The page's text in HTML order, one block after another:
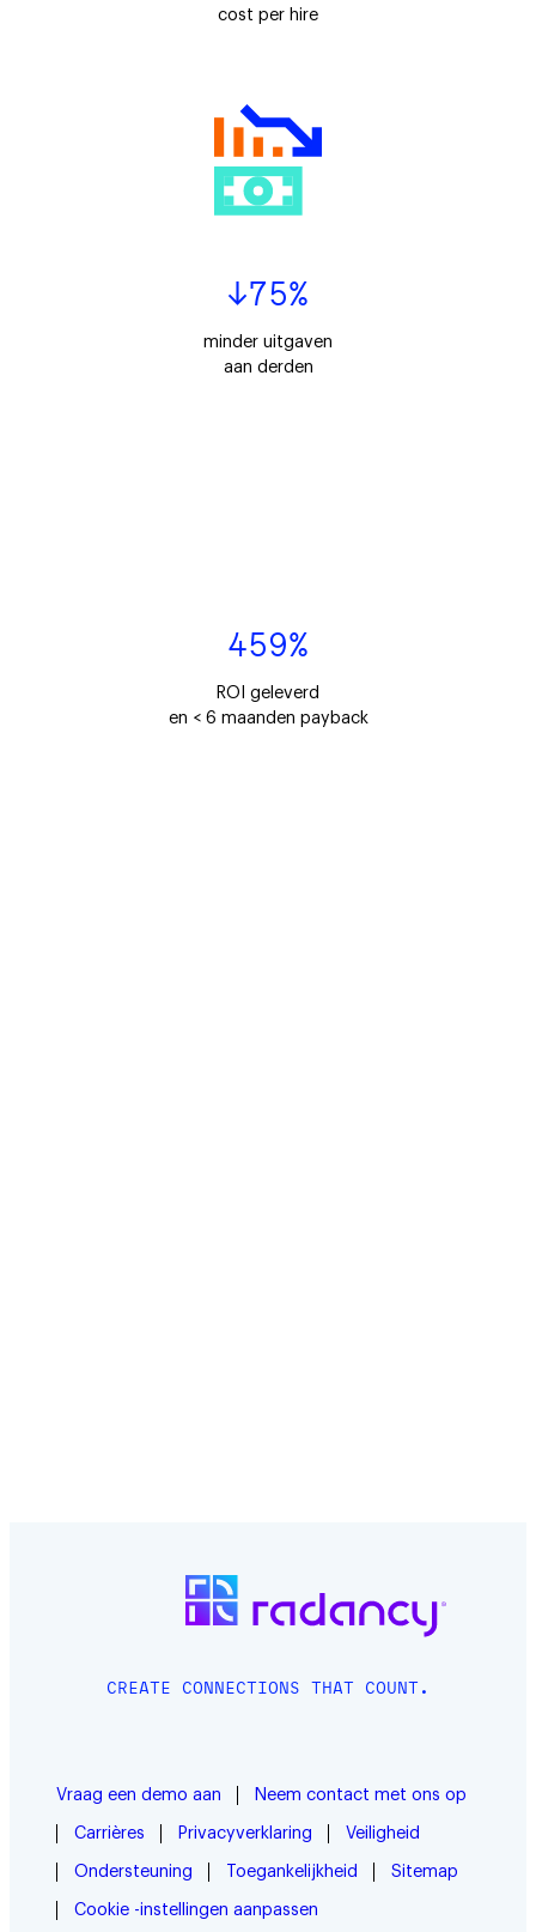
cost per hire
↓75%
minder uitgaven
aan derden
459%
ROI geleverd
en < 6 maanden payback
CREATE CONNECTIONS THAT COUNT.
Vraag een demo aan Neem contact met ons op
Carrières Privacyverklaring Veiligheid
Ondersteuning Toegankelijkheid Sitemap
Cookie -instellingen aanpassen